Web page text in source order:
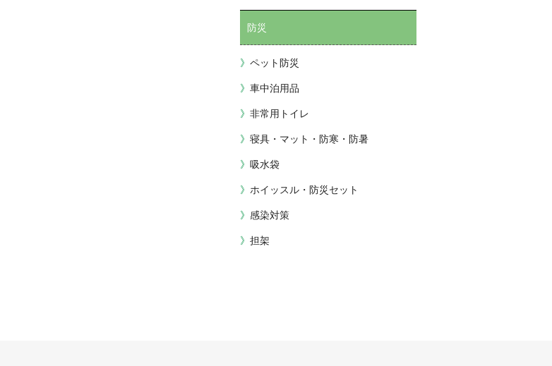
防災
ペット防災
車中泊用品
非常用トイレ
寝具・マット・防寒・防暑
吸水袋
ホイッスル・防災セット
感染対策
担架